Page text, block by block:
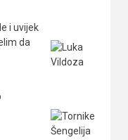
i uvijek
da